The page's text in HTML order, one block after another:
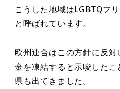
こうした地域はLGBTQフ
と呼ばれています。
欧州連合はこの方針に反
金を凍結すると示唆した
県も出てきました。